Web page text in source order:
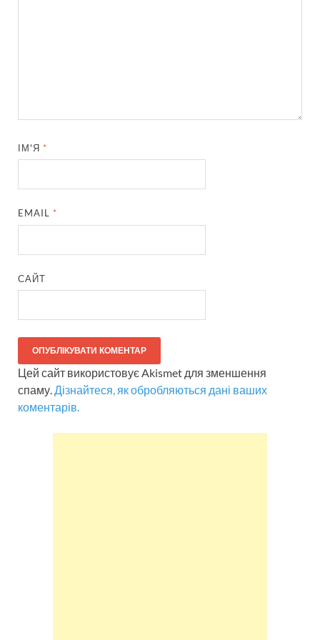
ІМ'Я *
EMAIL *
САЙТ
Цей сайт використовує Akismet для зменшення
спаму.Дізнайтеся, як обробляються дані ваших
коментарів.